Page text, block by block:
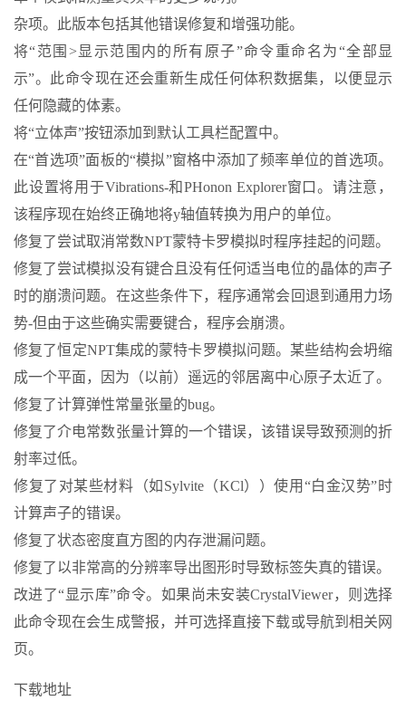
杂项。此版本包括其他错误修复和增强功能。
将“范围>显示范围内的所有原子”命令重命名为“全部显
示”。此命令现在还会重新生成任何体积数据集，以便显示
任何隐藏的体素。
将“立体声”按钮添加到默认工具栏配置中。
在“首选项”面板的“模拟”窗格中添加了频率单位的首选项。
此设置将用于Vibrations-和PHonon Explorer窗口。请注意，
该程序现在始终正确地将y轴值转换为用户的单位。
修复了尝试取消常数NPT蒙特卡罗模拟时程序挂起的问题。
修复了尝试模拟没有键合且没有任何适当电位的晶体的声子
时的崩溃问题。在这些条件下，程序通常会回退到通用力场
势-但由于这些确实需要键合，程序会崩溃。
修复了恒定NPT集成的蒙特卡罗模拟问题。某些结构会坍缩
成一个平面，因为（以前）遥远的邻居离中心原子太近了。
修复了计算弹性常量张量的bug。
修复了介电常数张量计算的一个错误，该错误导致预测的折
射率过低。
修复了对某些材料（如Sylvite（KCl））使用“白金汉势”时
计算声子的错误。
修复了状态密度直方图的内存泄漏问题。
修复了以非常高的分辨率导出图形时导致标签失真的错误。
改进了“显示库”命令。如果尚未安装CrystalViewer，则选择
此命令现在会生成警报，并可选择直接下载或导航到相关网
页。
下载地址